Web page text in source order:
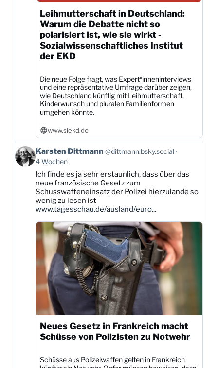
Leihmutterschaft in Deutschland:
Warum die Debatte nicht so
polarisiert ist, wie sie wirkt -
Sozialwissenschaftliches Institut
der EKD
Die neue Folge fragt, was Expert*inneninterviews
und eine repräsentative Umfrage darüber zeigen,
wie Deutschland künftig mit Leihmutterschaft,
Kinderwunsch und pluralen Familienformen
umgehen könnte.
www.siekd.de
Beitrag
von
Karsten
Dittmann
Bluesky
ansehen
Karsten Dittmann @dittmann.bsky.social
4 Wochen
Ich finde es ja sehr erstaunlich, dass über das
neue französische Gesetz zum
Schusswaffeneinsatz der Polizei hierzulande so
wenig zu lesen ist
www.tagesschau.de/ausland/euro...
Neues Gesetz in Frankreich macht
Schüsse von Polizisten zu Notwehr
Schüsse aus Polizeiwaffen gelten in Frankreich